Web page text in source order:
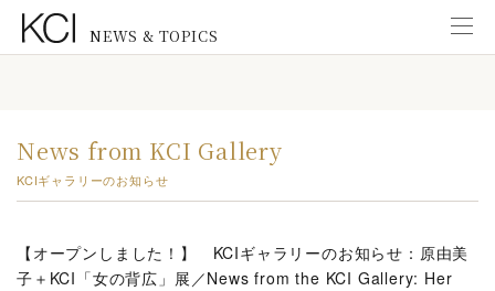
News from KCI Gallery
KCIギャラリーのお知らせ
【オープンしました！】 KCIギャラリーのお知らせ：原由美
子＋KCI「女の背広」展／News from the KCI Gallery: Her
NEWS & TOPICS
New Exhibitions
KCIギャラリーのお知らせ